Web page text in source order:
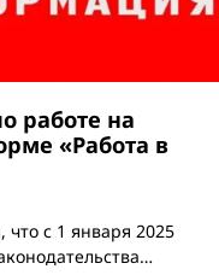
работе на
«Работа в
с 1 января 2025